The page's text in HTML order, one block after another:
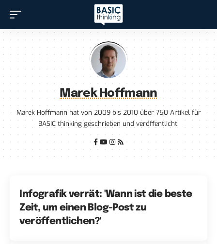
Marek Hoffmann
Marek Hoffmann hat von 2009 bis 2010 über 750 Artikel für
BASIC thinking geschrieben und veröffentlicht.
Infografik verrät: 'Wann ist die beste
Zeit, um einen Blog-Post zu
veröffentlichen?'